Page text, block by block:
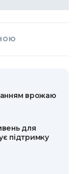
врожаю
для
підтримку